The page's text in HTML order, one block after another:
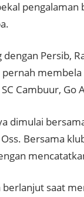
Persib,
Cambuur,
dimulai
Bersama
saat